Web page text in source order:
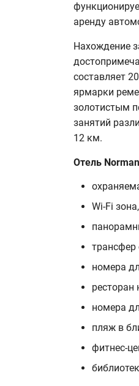
аренду
Нахождение
составляет
ярмарки
золотистым
занятий
12 км.
Отель
Wi-Fi
трансфер
номера
ресторан
номера
пляж в
фитнес-